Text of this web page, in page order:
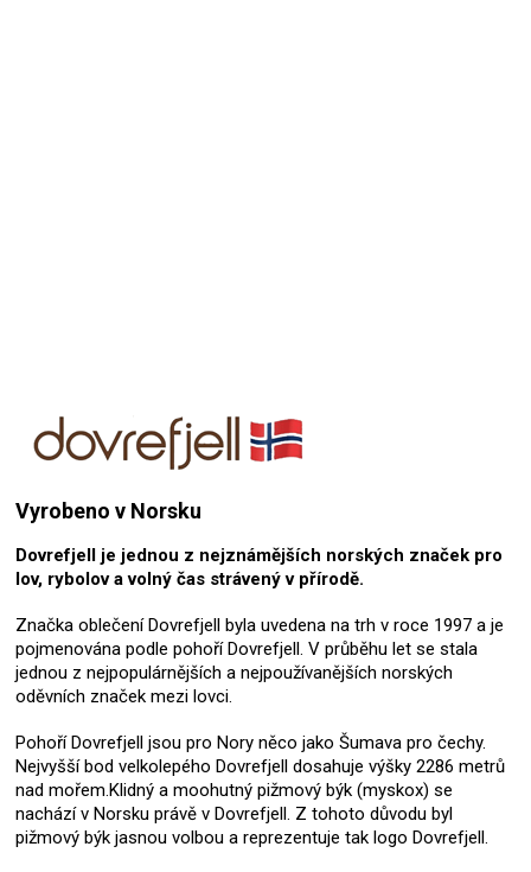
Vyrobeno v Norsku
Dovrefjell je jednou z nejznámějších norských značek pro
lov, rybolov a volný čas strávený v přírodě.
Značka oblečení Dovrefjell byla uvedena na trh v roce 1997 a je
pojmenována podle pohoří Dovrefjell. V průběhu let se stala
jednou z nejpopulárnějších a nejpoužívanějších norských
oděvních značek mezi lovci.
Pohoří Dovrefjell jsou pro Nory něco jako Šumava pro čechy.
Nejvyšší bod velkolepého Dovrefjell dosahuje výšky 2286 metrů
nad mořem.Klidný a moohutný pižmový býk (myskox) se
nachází v Norsku právě v Dovrefjell. Z tohoto důvodu byl
pižmový býk jasnou volbou a reprezentuje tak logo Dovrefjell.